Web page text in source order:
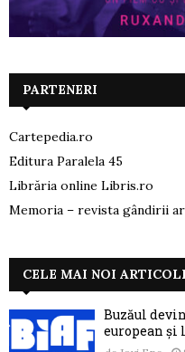
PARTENERI
Cartepedia.ro
Editura Paralela 45
Librăria online Libris.ro
Memoria – revista gândirii
CELE MAI NOI
Buzăul
european și